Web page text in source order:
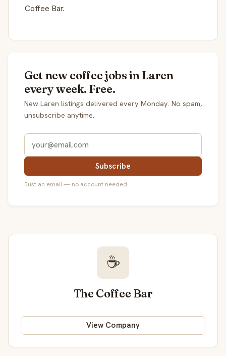
Coffee Bar.
Get new coffee jobs in Laren
every week. Free.
New Laren listings delivered every Monday. No spam,
unsubscribe anytime.
Subscribe
Just an email — no account needed.
☕
The Coffee Bar
View Company